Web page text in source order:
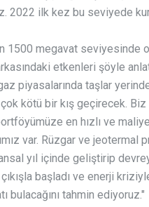
ilk kez bu seviyede
1500 megavat seviyesinde
etkenleri şöyle
piyasalarında taşlar
kötü bir kış geçirecek. Biz
en hızlı ve
var. Rüzgar ve jeotermal
yıl içinde geliştirip
başladı ve enerji
bulacağını tahmin ediyoruz."